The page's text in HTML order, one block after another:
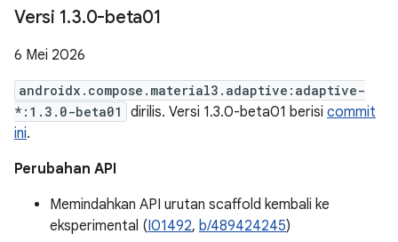
Versi 1.3.0-beta01
6 Mei 2026
androidx.compose.material3.adaptive:adaptive-
*:1.3.0-beta01
dirilis. Versi 1.3.0-beta01 berisi commit
ini.
Perubahan API
Memindahkan API urutan scaffold kembali ke
eksperimental (I01492, b/489424245)